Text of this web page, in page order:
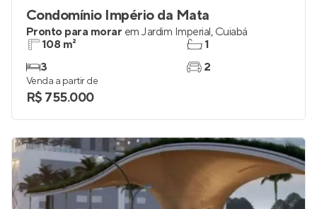
Condomínio Império da Mata
Pronto para morar em Jardim Imperial, Cuiabá
108 m²
3
1
2
Venda a partir de
R$ 755.000